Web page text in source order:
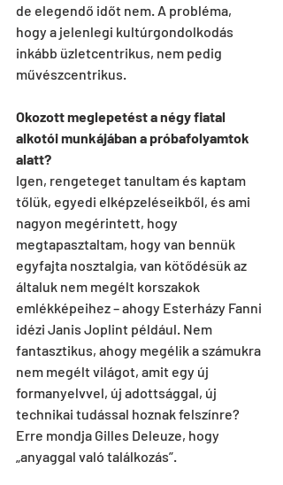
de elegendő időt nem. A probléma,
hogy a jelenlegi kultúrgondolkodás
inkább üzletcentrikus, nem pedig
művészcentrikus.
Okozott meglepetést a négy fiatal
alkotói munkájában a próbafolyamtok
alatt?
Igen, rengeteget tanultam és kaptam
tőlük, egyedi elképzeléseikből, és ami
nagyon megérintett, hogy
megtapasztaltam, hogy van bennük
egyfajta nosztalgia, van kötődésük az
általuk nem megélt korszakok
emlékképeihez – ahogy Esterházy Fanni
idézi Janis Joplint például. Nem
fantasztikus, ahogy megélik a számukra
nem megélt világot, amit egy új
formanyelvvel, új adottsággal, új
technikai tudással hoznak felszínre?
Erre mondja Gilles Deleuze, hogy
„anyaggal való találkozás”.